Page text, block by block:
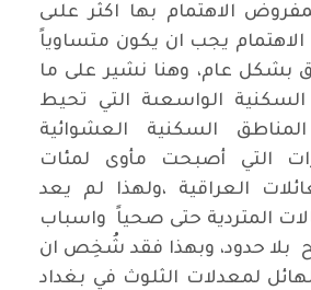
الاهتمام بها اكثر علىى
الاهتمام يجب ان يكون متساوياً
بشكل عام، وهنا نشير على ما
الواسعىة التي تحيط
السكنية العشوائية
التي أصبحت مأوى لمئات
العراقية ،ولهذا لم يعد
المتردية حتى صحياً واسباب
بلا حدود، وبهذا فقد شُخِص ان
لمعدلات الثلوث في بغداد